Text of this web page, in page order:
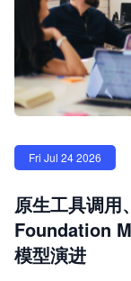
Fri Jul 24 2026
原生工具调用
Foundation
模型演进